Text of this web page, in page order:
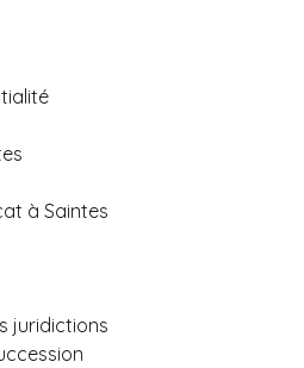
à Saintes
juridictions